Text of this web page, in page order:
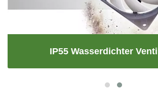
IP55 Wasserdichter